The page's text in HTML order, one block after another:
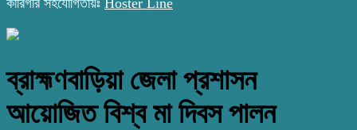
ব্রাহ্মণবাড়িয়া জেলা প্রশাসন
আয়োজিত বিশ্ব মা দিবস পালন